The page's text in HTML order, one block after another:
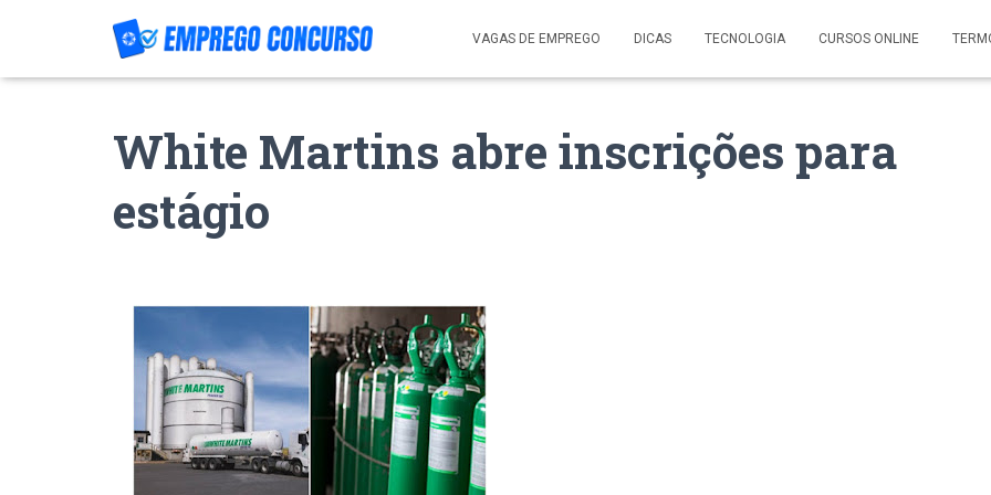
VAGAS DE EMPREGO DICAS TECNOLOGIA CURSOS ONLINE
White Martins abre inscrições para
estágio